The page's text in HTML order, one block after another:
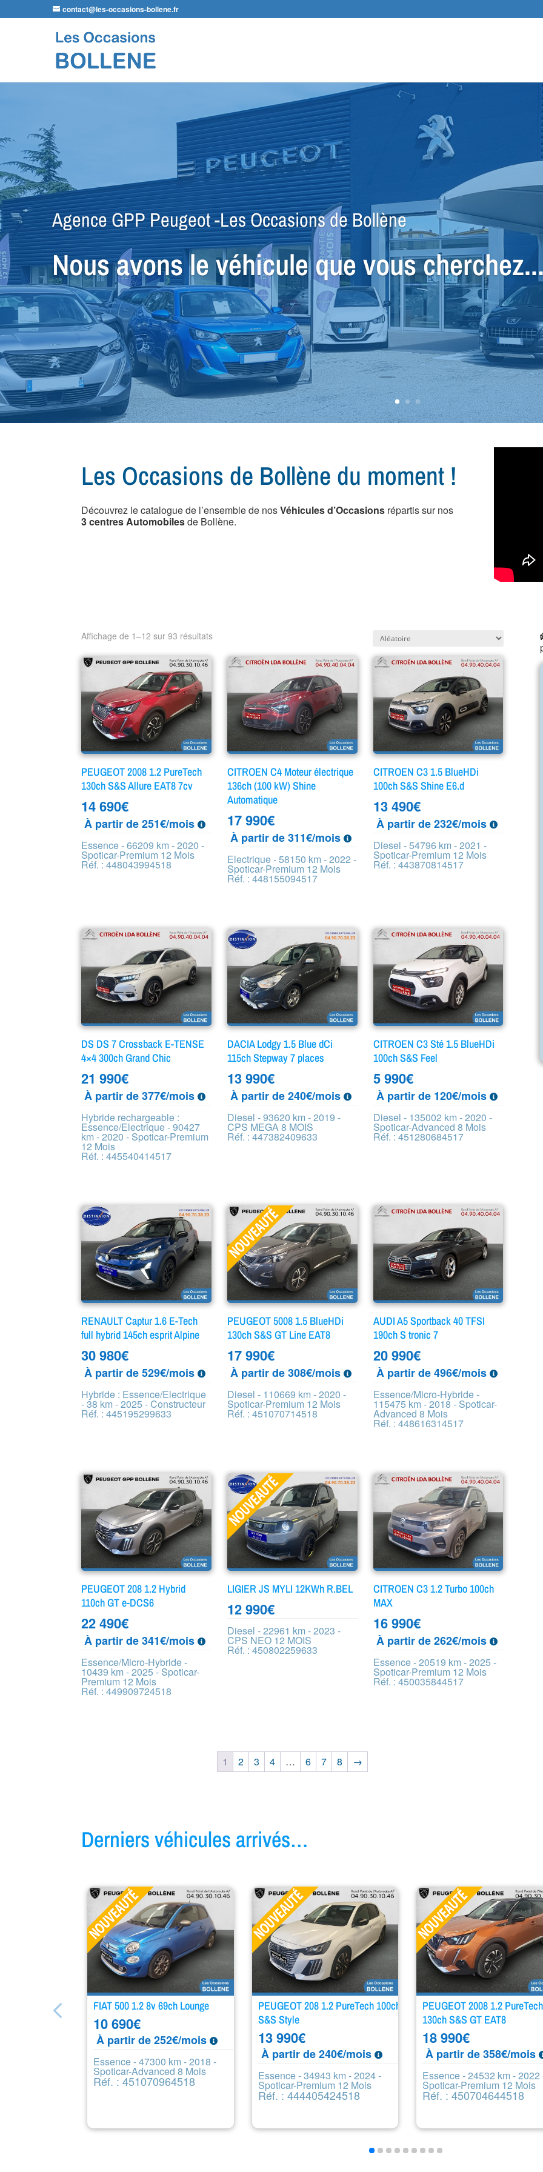
contact@les-occasions-bollene.fr
Agence LDA Citroën -Les Occasions de Bollène
Nos équipes sauront vous conseiller dans
votre prochain véhicule...
Les Occasions de Bollène du moment !
Découvrez le catalogue de l’ensemble de nosVéhicules d’Occasions répartis sur nos
3 centres Automobilesde Bollène.
Affichage de 1–12 sur 93 résultats
PEUGEOT 2008 1.2 PureTech
130ch S&S Allure EAT8 7cv
14 690€
À partir de 251€/mois
Essence - 66209 km - 2020 -
Spoticar-Premium 12 Mois
Réf. : 448043994518
CITROEN C4 Moteur électrique
136ch (100 kW) Shine
Automatique
17 990€
À partir de 311€/mois
Electrique - 58150 km - 2022 -
Spoticar-Premium 12 Mois
Réf. : 448155094517
CITROEN C3 1.5 BlueHDi
100ch S&S Shine E6.d
13 490€
À partir de 232€/mois
Diesel - 54796 km - 2021 -
Spoticar-Premium 12 Mois
Réf. : 443870814517
DS DS 7 Crossback E-TENSE
4×4 300ch Grand Chic
21 990€
À partir de 377€/mois
Hybride rechargeable :
Essence/Electrique - 90427
km - 2020 - Spoticar-Premium
12 Mois
Réf. : 445540414517
DACIA Lodgy 1.5 Blue dCi
115ch Stepway 7 places
13 990€
À partir de 240€/mois
Diesel - 93620 km - 2019 -
CPS MEGA 8 MOIS
Réf. : 447382409633
CITROEN C3 Sté 1.5 BlueHDi
100ch S&S Feel
5 990€
À partir de 120€/mois
Diesel - 135002 km - 2020 -
Spoticar-Advanced 8 Mois
Réf. : 451280684517
RENAULT Captur 1.6 E-Tech
full hybrid 145ch esprit Alpine
30 980€
À partir de 529€/mois
Hybride : Essence/Electrique
- 38 km - 2025 - Constructeur
Réf. : 445195299633
PEUGEOT 5008 1.5 BlueHDi
130ch S&S GT Line EAT8
17 990€
À partir de 308€/mois
Diesel - 110669 km - 2020 -
Spoticar-Premium 12 Mois
Réf. : 451070714518
AUDI A5 Sportback 40 TFSI
190ch S tronic 7
20 990€
À partir de 496€/mois
Essence/Micro-Hybride -
115475 km - 2018 - Spoticar-
Advanced 8 Mois
Réf. : 448616314517
PEUGEOT 208 1.2 Hybrid
110ch GT e-DCS6
22 490€
À partir de 341€/mois
Essence/Micro-Hybride -
10439 km - 2025 - Spoticar-
Premium 12 Mois
Réf. : 449909724518
LIGIER JS MYLI 12KWh R.BEL
12 990€
Diesel - 22961 km - 2023 -
CPS NEO 12 MOIS
Réf. : 450802259633
CITROEN C3 1.2 Turbo 100ch
MAX
16 990€
À partir de 262€/mois
Essence - 20519 km - 2025 -
Spoticar-Premium 12 Mois
Réf. : 450035844517
1 2 3 4 … 6 7 8 →
Derniers véhicules arrivés…
FIAT 500 1.2 8v 69ch Lounge
10 690€
À partir de 252€/mois
Essence - 47300 km - 2018 -
Spoticar-Advanced 8 Mois
Réf. : 451070964518
PEUGEOT 208 1.2 PureTech 100ch
S&S Style
13 990€
À partir de 240€/mois
Essence - 34943 km - 2024 -
Spoticar-Premium 12 Mois
Réf. : 444405424518
PEUGEOT 2008 1.2 PureTech
130ch S&S GT EAT8
18 990€
À partir de 358€/mois
Essence - 24532 km - 2022
Spoticar-Premium 12 Mois
Réf. : 450704644518